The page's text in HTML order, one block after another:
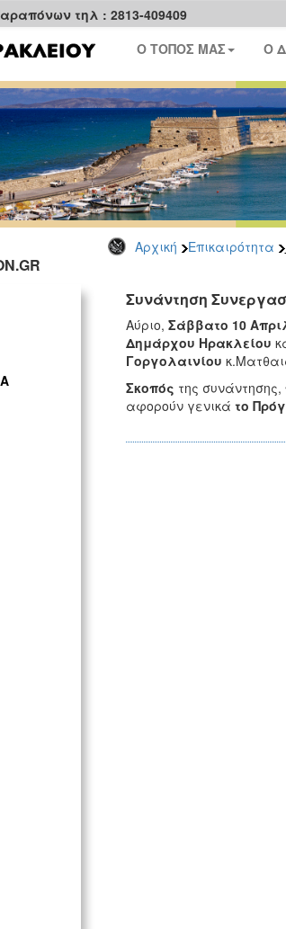
τηλ : 2813-409409
Ο ΤΟΠΟΣ ΜΑΣ Ο
Αρχική Επικαιρότητα
Συνάντηση
Αύριο, Σάββατο 10
Δημάρχου Ηρακλείου
Γοργολαινίου
Σκοπός της συνάντησης,
αφορούν γενικά το